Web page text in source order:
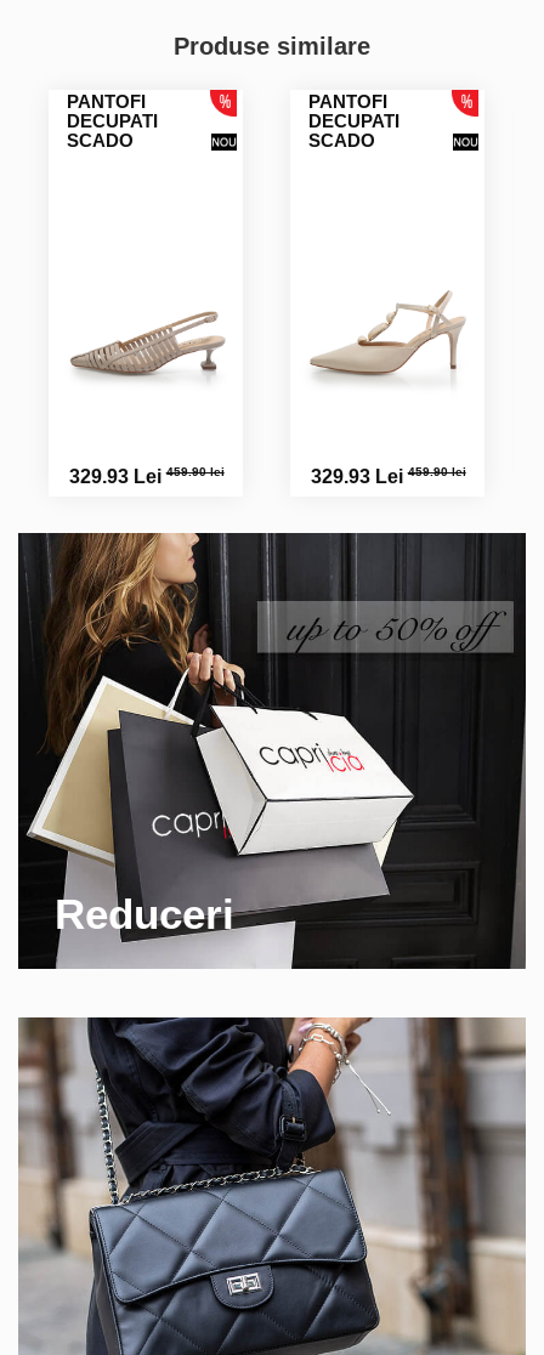
Produse similare
PANTOFI
DECUPATI
SCADO
329.93 Lei459.90 lei
PANTOFI
DECUPATI
SCADO
329.93 Lei459.90 lei
Reduceri